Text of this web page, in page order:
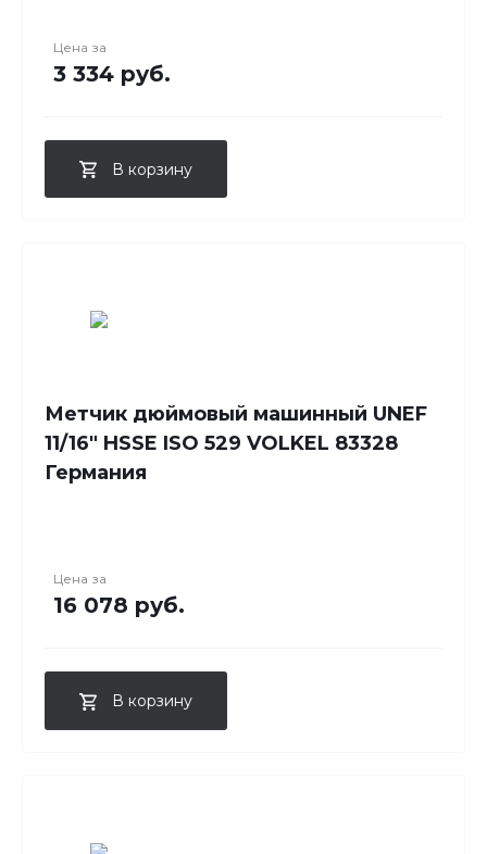
Цена за
3 334 руб.
В корзину
Метчик дюймовый машинный UNEF
11/16" HSSE ISO 529 VOLKEL 83328
Германия
Цена за
16 078 руб.
В корзину